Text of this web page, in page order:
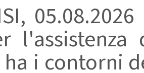
i contorni